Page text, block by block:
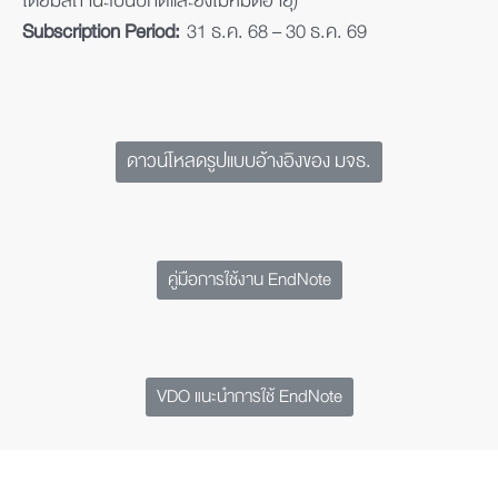
โดยมีสถานะเป็นปกติและยังไม่หมดอายุ)
Subscription Period: 31 ธ.ค. 68 – 30 ธ.ค. 69
ดาวน์โหลดรูปแบบอ้างอิงของ มจธ.
คู่มือการใช้งาน EndNote
VDO แนะนำการใช้ EndNote